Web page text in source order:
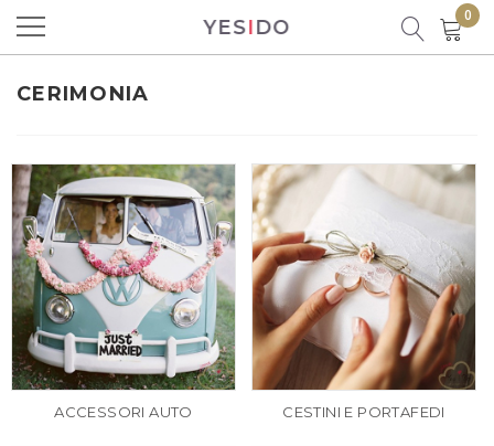
YESIDO 0
CERIMONIA
ACCESSORI AUTO CESTINI E PORTAFEDI
Prodotto aggiunto al carrello con
Ci sono0prodotti nel carrello.
C'è un prodotto nel carrello
Totale prodotti
Totale